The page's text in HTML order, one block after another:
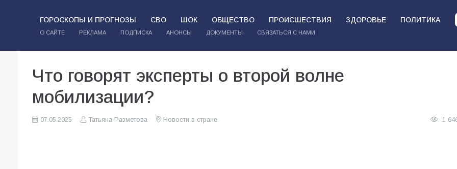
ГОРОСКОПЫ И ПРОГНОЗЫ СВО ШОК ОБЩЕСТВО ПРОИСШЕСТВИЯ ЗДОРОВЬЕ ПОЛИТИКА
О САЙТЕ РЕКЛАМА ПОДПИСКА АНОНСЫ ДОКУМЕНТЫ СВЯЗАТЬСЯ С НАМИ
Что говорят эксперты о второй волне
мобилизации?
07.05.2025 Татьяна Разметова Новости в стране 1